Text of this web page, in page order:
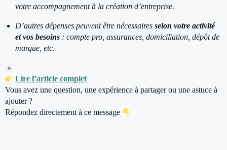
votre accompagnement à la création d’entreprise.
D’autres dépenses peuvent être nécessaires selon votre activité
et vos besoins : compte pro, assurances, domiciliation, dépôt de
marque, etc.
»
Lire l’article complet
Vous avez une question, une expérience à partager ou une astuce à
ajouter ?
Répondez directement à ce message